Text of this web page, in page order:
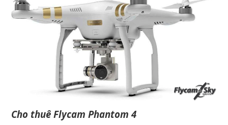
Cho thuê Flycam Phantom 4